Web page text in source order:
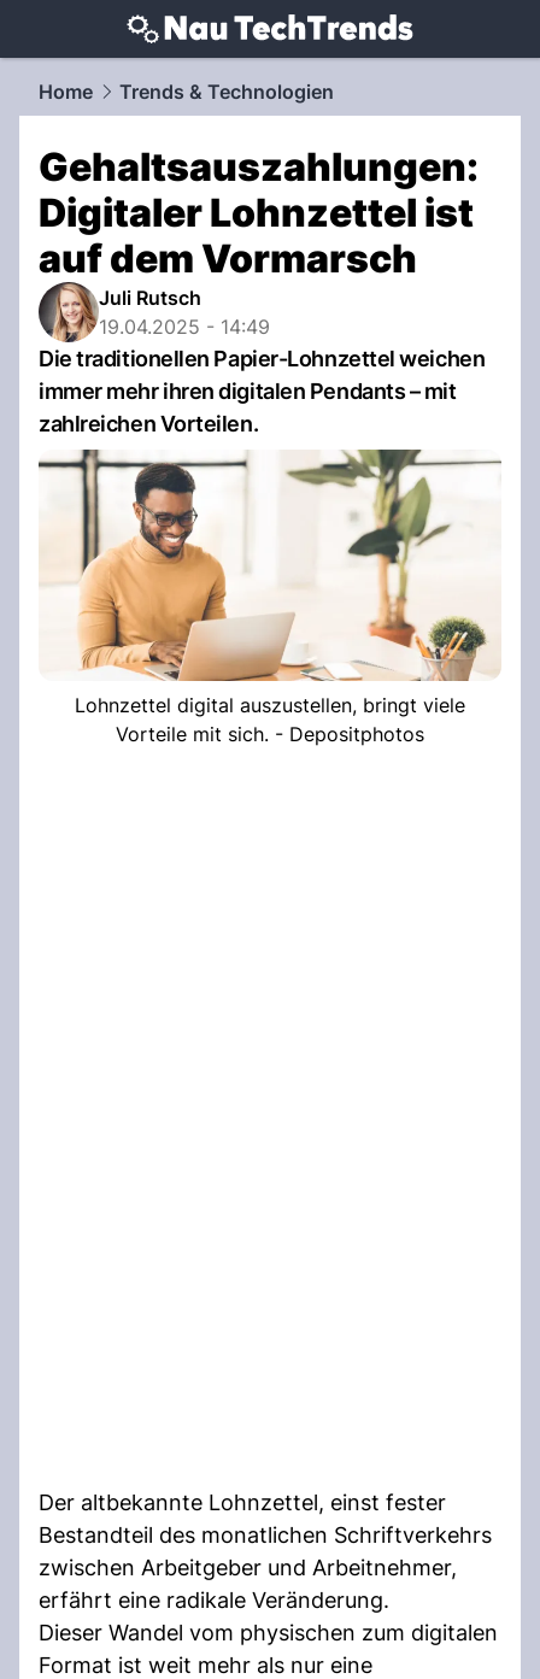
techtrends.NAU.ch
Home Trends & Technologien
Gehaltsauszahlungen:
Digitaler Lohnzettel ist
auf dem Vormarsch
Juli Rutsch
19.04.2025 - 14:49
Die traditionellen Papier-Lohnzettel weichen
immer mehr ihren digitalen Pendants – mit
zahlreichen Vorteilen.
Lohnzettel digital auszustellen, bringt viele
Vorteile mit sich. - Depositphotos
Der altbekannte Lohnzettel, einst fester
Bestandteil des monatlichen Schriftverkehrs
zwischen Arbeitgeber und Arbeitnehmer,
erfährt eine radikale Veränderung.
Dieser Wandel vom physischen zum digitalen
Format ist weit mehr als nur eine